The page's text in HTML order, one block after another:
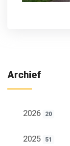
Archief
2026 20
2025 51